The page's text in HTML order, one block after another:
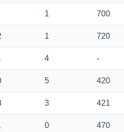
1 700
1 720
4 -
5 420
3 421
0 470